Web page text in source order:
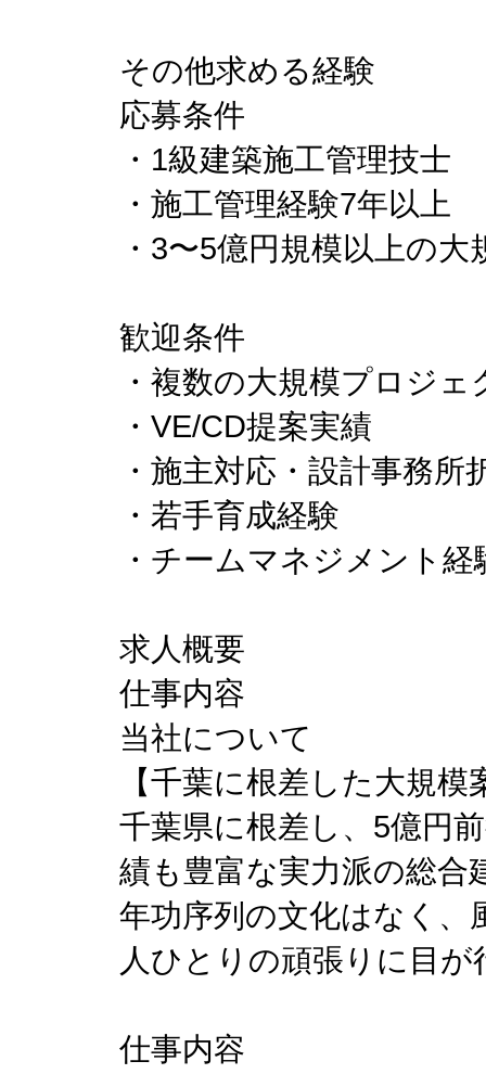
その他求める経験
応募条件
・1級建築施工管理技士
・施工管理経験7年以上
・3〜5億円規模以上の大
歓迎条件
・複数の大規模プロジ
・VE/CD提案実績
・施主対応・設計事務所
・若手育成経験
・チームマネジメント経
求人概要
仕事内容
当社について
【千葉に根差した大規
千葉県に根差し、5億円
績も豊富な実力派の総合
年功序列の文化はなく、
人ひとりの頑張りに目
仕事内容